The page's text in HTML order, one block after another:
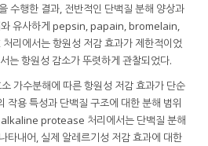
수행한 결과, 전반적인 단백질 분해 양상과
와 유사하게 pepsin, papain, bromelain,
에서는 항원성 저감 효과가 제한적이었
항원성 감소가 뚜렷하게 관찰되었다.
가수분해에 따른 항원성 저감 효과가 단순
작용 특성과 단백질 구조에 대한 분해 범위
alkaline protease 처리에서는 단백질 분해
타내어, 실제 알레르기성 저감 효과에 대한